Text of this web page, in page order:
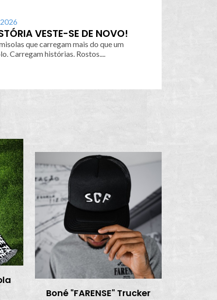
VESTE-SE DE NOVO!
que carregam mais do que um
símbolo. Carregam histórias. Rostos....
Boné "FARENSE" Trucker